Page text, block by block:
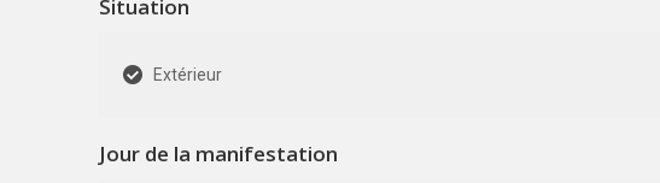
Situation
Extérieur
Jour de la manifestation